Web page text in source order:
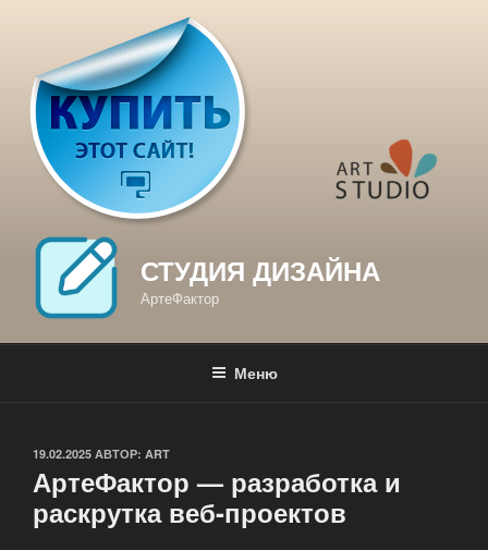
содержимому
СТУДИЯ ДИЗАЙНА
АртеФактор
Меню
ОПУБЛИКОВАНО
19.02.2025 АВТОР: ART
АртеФактор — разработка и
раскрутка веб-проектов